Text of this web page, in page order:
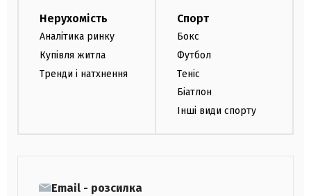
Нерухомість
Аналітика ринку
Купівля житла
Тренди і натхнення
Спорт
Бокс
Футбол
Теніс
Біатлон
Інші види спорту
Email - розсилка